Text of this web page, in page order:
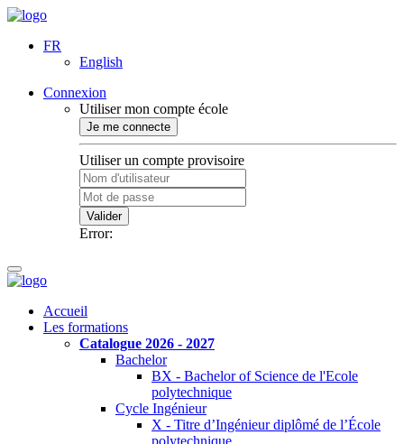
FR
English
Connexion
Utiliser mon compte école
Je me connecte
Utiliser un compte provisoire
Valider
Error:
Accueil
Les formations
Catalogue 2026 - 2027
Bachelor
BX - Bachelor of Science de l'Ecole
polytechnique
Cycle Ingénieur
X - Titre d’Ingénieur diplômé de l’École
polytechnique